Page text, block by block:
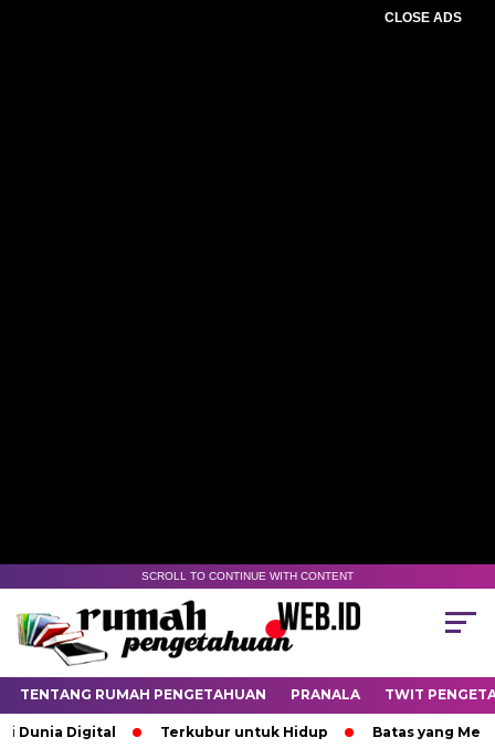
CLOSE ADS
SCROLL TO CONTINUE WITH CONTENT
TENTANG RUMAH PENGETAHUAN PRANALA TWIT
Dunia Digital Terkubur untuk Hidup Batas yang